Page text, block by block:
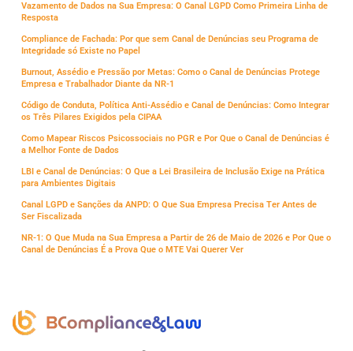
Vazamento de Dados na Sua Empresa: O Canal LGPD Como Primeira Linha de
Resposta
Compliance de Fachada: Por que sem Canal de Denúncias seu Programa de
Integridade só Existe no Papel
Burnout, Assédio e Pressão por Metas: Como o Canal de Denúncias Protege
Empresa e Trabalhador Diante da NR-1
Código de Conduta, Política Anti-Assédio e Canal de Denúncias: Como Integrar
os Três Pilares Exigidos pela CIPAA
Como Mapear Riscos Psicossociais no PGR e Por Que o Canal de Denúncias é
a Melhor Fonte de Dados
LBI e Canal de Denúncias: O Que a Lei Brasileira de Inclusão Exige na Prática
para Ambientes Digitais
Canal LGPD e Sanções da ANPD: O Que Sua Empresa Precisa Ter Antes de
Ser Fiscalizada
NR-1: O Que Muda na Sua Empresa a Partir de 26 de Maio de 2026 e Por Que o
Canal de Denúncias É a Prova Que o MTE Vai Querer Ver